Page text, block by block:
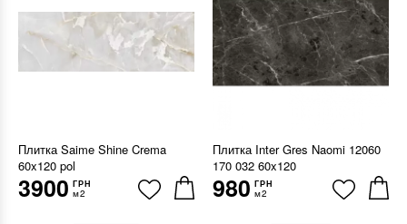
Плитка Saime Shine Crema
60x120 pol
3900 ГРН
м2
Плитка Inter Gres Naomi 12060
170 032 60x120
980 ГРН
м2